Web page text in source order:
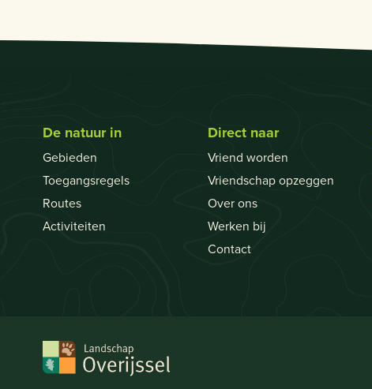
De natuur in
Gebieden
Toegangsregels
Routes
Activiteiten
Direct naar
Vriend worden
Vriendschap opzeggen
Over ons
Werken bij
Contact